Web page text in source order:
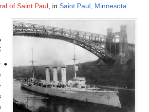
of Saint Paul, in Saint Paul, Minnesota